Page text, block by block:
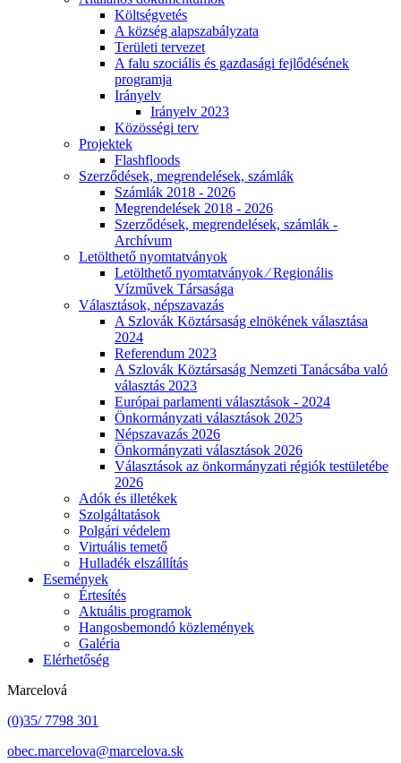
Költségvetés
A község alapszabályzata
Területi tervezet
A falu szociális és gazdasági fejlődésének
programja
Irányelv
Irányelv 2023
Közösségi terv
Projektek
Flashfloods
Szerződések, megrendelések, számlák
Számlák 2018 - 2026
Megrendelések 2018 - 2026
Szerződések, megrendelések, számlák -
Archívum
Letölthető nyomtatványok
Letölthető nyomtatványok ⁄ Regionális
Vízművek Társasága
Választások, népszavazás
A Szlovák Köztársaság elnökének választása
2024
Referendum 2023
A Szlovák Köztársaság Nemzeti Tanácsába való
választás 2023
Európai parlamenti választások - 2024
Önkormányzati választások 2025
Népszavazás 2026
Önkormányzati választások 2026
Választások az önkormányzati régiók testületébe
2026
Adók és illetékek
Szolgáltatások
Polgári védelem
Virtuális temető
Hulladék elszállítás
Események
Értesítés
Aktuális programok
Hangosbemondó közlemények
Galéria
Elérhetőség
Marcelová
(0)35/ 7798 301
obec.marcelova@marcelova.sk